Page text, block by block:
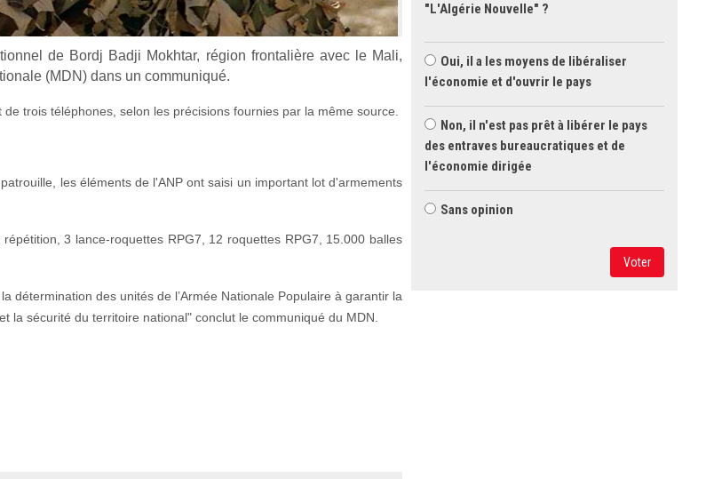
de Bordj Badji Mokhtar, région frontalière avec le Mali,
(MDN) dans un communiqué.
trois téléphones, selon les précisions fournies par la même source.
les éléments de l'ANP ont saisi un important lot d'armements
3 lance-roquettes RPG7, 12 roquettes RPG7, 15.000 balles
détermination des unités de l’Armée Nationale Populaire à garantir la
la sécurité du territoire national" conclut le communiqué du MDN.
"L'Algérie Nouvelle" ?
Oui, il a les moyens de libéraliser
l'économie et d'ouvrir le pays
Non, il n'est pas prêt à libérer le pays
des entraves bureaucratiques et de
l'économie dirigée
Sans opinion
Voter